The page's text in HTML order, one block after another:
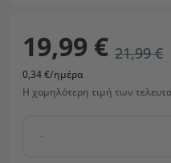
19,99 € 21,99 €
0,34 €/ημέρα
Η χαμηλότερη τιμή των
-